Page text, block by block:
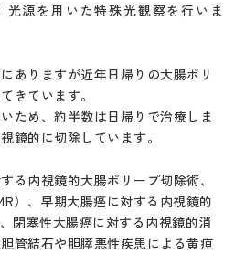
光源を用いた特殊光観察を行いま
ありますが近年日帰りの大腸ポリ
きています。
ため、約半数は日帰りで治療しま
鏡的に切除しています。
る内視鏡的大腸ポリープ切除術、
）、早期大腸癌に対する内視鏡的
閉塞性大腸癌に対する内視鏡的消
管結石や胆膵悪性疾患による黄疸